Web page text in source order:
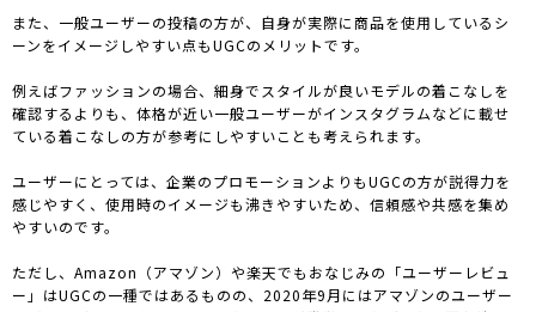
また、一般ユーザーの投稿の方が、自身が実際に商品を使用しているシ
ーンをイメージしやすい点もUGCのメリットです。
例えばファッションの場合、細身でスタイルが良いモデルの着こなしを
確認するよりも、体格が近い一般ユーザーがインスタグラムなどに載せ
ている着こなしの方が参考にしやすいことも考えられます。
ユーザーにとっては、企業のプロモーションよりもUGCの方が説得力を
感じやすく、使用時のイメージも沸きやすいため、信頼感や共感を集め
やすいのです。
ただし、Amazon（アマゾン）や楽天でもおなじみの「ユーザーレビュ
ー」はUGCの一種ではあるものの、2020年9月にはアマゾンのユーザー